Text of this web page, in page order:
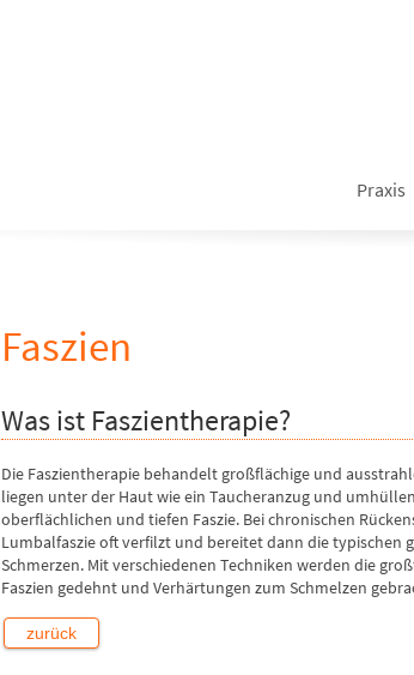
Praxis
Faszien
Was ist Faszientherapie?
Die Faszientherapie behandelt großflächige und
liegen unter der Haut wie ein Taucheranzug und
oberflächlichen und tiefen Faszie. Bei chronischen
Lumbalfaszie oft verfilzt und bereitet dann die typischen
Schmerzen. Mit verschiedenen Techniken werden die
Faszien gedehnt und Verhärtungen zum Schmelzen
zurück